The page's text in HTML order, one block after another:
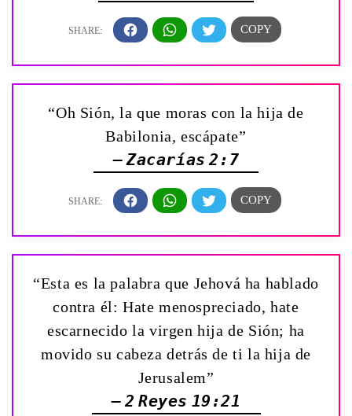
“Oh Sión, la que moras con la hija de
Babilonia, escápate”
— Zacarías 2:7
“Esta es la palabra que Jehová ha hablado
contra él: Hate menospreciado, hate
escarnecido la virgen hija de Sión; ha
movido su cabeza detrás de ti la hija de
Jerusalem”
— 2 Reyes 19:21